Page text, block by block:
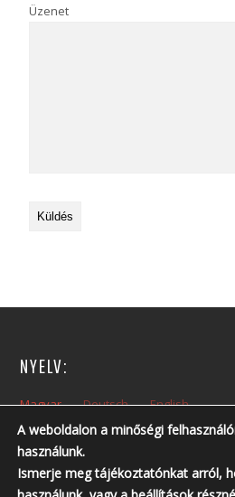
Üzenet
NYELV:
Magyar Deutsch English
NYITVA TARTÁS:
Hétfőtől – Péntekig: 10:00 – 14:00
A weboldalon a minőségi
használunk.
Ismerje meg tájékoztatónkat arról,